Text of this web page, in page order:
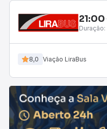
21:00
Duração:
8,0 Viação LiraBus